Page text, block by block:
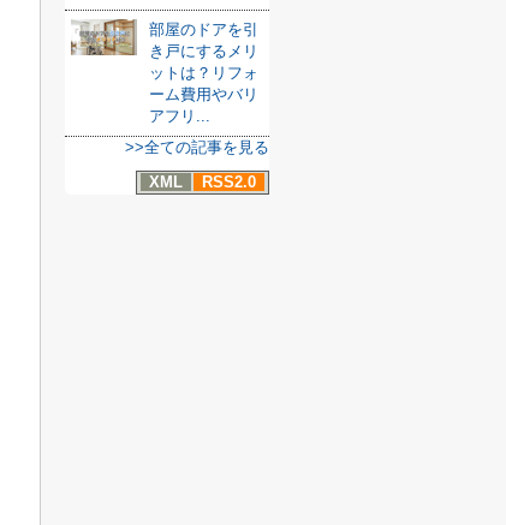
部屋のドアを引
き戸にするメリ
ットは？リフォ
ーム費用やバリ
アフリ...
>>全ての記事を見る
XML
RSS2.0